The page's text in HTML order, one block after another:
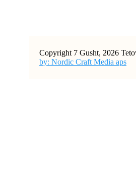
Copyright 7 Gusht, 2026
by: Nordic Craft Media aps